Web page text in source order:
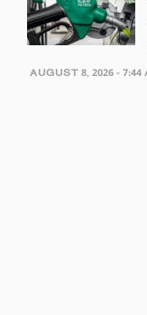
AUGUST 8, 2026 - 7:44